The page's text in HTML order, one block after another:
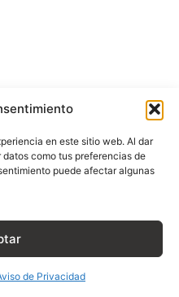
en este sitio web. Al dar
como tus preferencias de
puede afectar algunas
de Privacidad